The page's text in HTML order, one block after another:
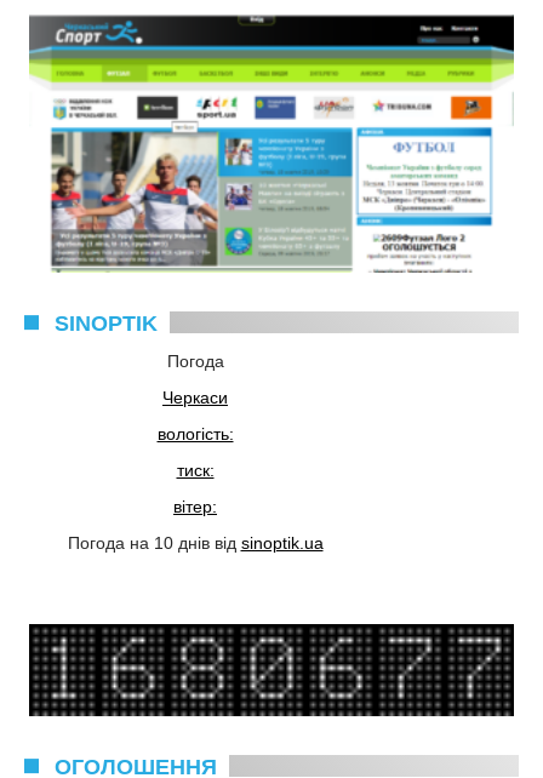
SINOPTIK
Погода
Черкаси
вологість:
тиск:
вітер:
Погода на 10 днів від sinoptik.ua
ОГОЛОШЕННЯ